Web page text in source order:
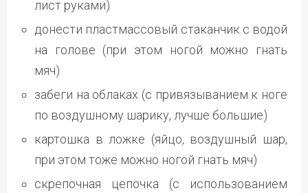
лист руками)
донести пластмассовый стаканчик с водой
на голове (при этом ногой можно гнать
мяч)
забеги на облаках (с привязыванием к ноге
по воздушному шарику, лучше большие)
картошка в ложке (яйцо, воздушный шар,
при этом тоже можно ногой гнать мяч)
скрепочная цепочка (с использованием